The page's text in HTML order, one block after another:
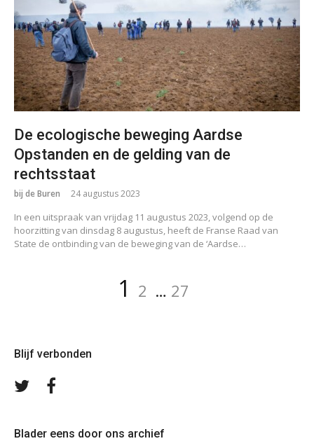
De ecologische beweging Aardse
Opstanden en de gelding van de
rechtsstaat
bij de Buren 24 augustus 2023
In een uitspraak van vrijdag 11 augustus 2023, volgend op de
hoorzitting van dinsdag 8 augustus, heeft de Franse Raad van
State de ontbinding van de beweging van de ‘Aardse…
Pagina
1 Pagina
2 … Pagina
27
Blijf verbonden
Volg
Blader eens door ons archief